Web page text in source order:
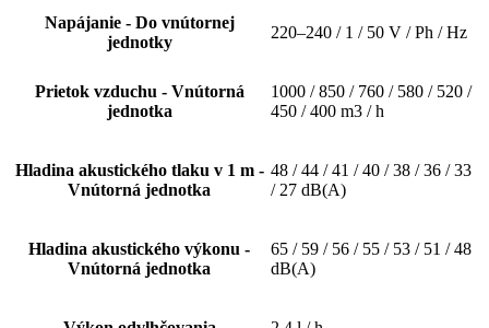
Napájanie - Do vnútornej
jednotky
220–240 / 1 / 50 V / Ph / Hz
Prietok vzduchu - Vnútorná
jednotka
1000 / 850 / 760 / 580 / 520 /
450 / 400 m3 / h
Hladina akustického tlaku v 1 m -
Vnútorná jednotka
48 / 44 / 41 / 40 / 38 / 36 / 33
/ 27 dB(A)
Hladina akustického výkonu -
Vnútorná jednotka
65 / 59 / 56 / 55 / 53 / 51 / 48
dB(A)